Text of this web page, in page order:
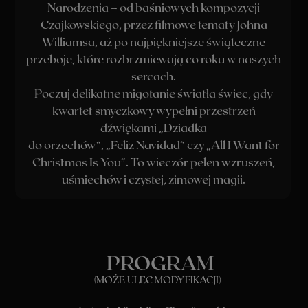
KTO ZAGRA
ARTYŚCI: ANTIDOTUM
QUARTET